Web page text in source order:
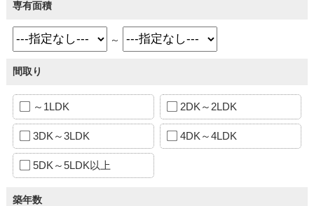
専有面積
～
間取り
～1LDK 2DK～2LDK
3DK～3LDK 4DK～4LDK
5DK～5LDK以上
築年数